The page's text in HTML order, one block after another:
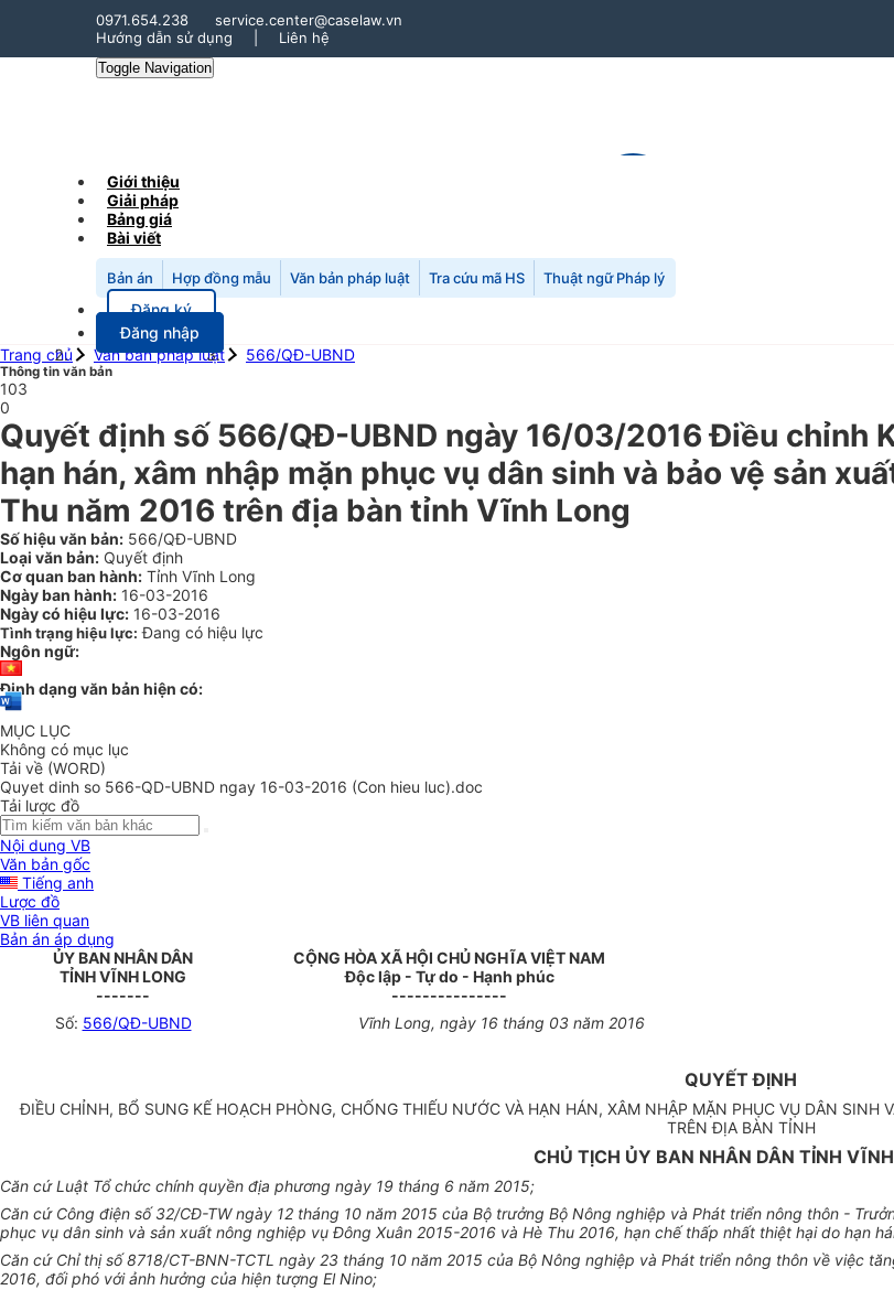
0971.654.238
service.center@caselaw.vn
Hướng dẫn sử dụng
Liên hệ
Toggle Navigation
Giới thiệu
Giải pháp
Bảng giá
Bài viết
Bản án Hợp đồng mẫu Văn bản pháp luật Tra cứu mã HS Thuật ngữ Pháp lý
Đăng ký
Đăng nhập
Trang chủ
Văn bản pháp luật 566/QĐ-UBND
Thông tin văn bản
103
0
Quyết định số 566/QĐ-UBND ngày 16/03/2016 Điều chỉnh
hạn hán, xâm nhập mặn phục vụ dân sinh và bảo vệ sản
Thu năm 2016 trên địa bàn tỉnh Vĩnh Long
Số hiệu văn bản: 566/QĐ-UBND
Loại văn bản: Quyết định
Cơ quan ban hành: Tỉnh Vĩnh Long
Ngày ban hành: 16-03-2016
Ngày có hiệu lực: 16-03-2016
Tình trạng hiệu lực: Đang có hiệu lực
Ngôn ngữ:
Định dạng văn bản hiện có:
MỤC LỤC
Không có mục lục
Tải về (WORD)
Quyet dinh so 566-QD-UBND ngay 16-03-2016 (Con hieu luc).doc
Tải lược đồ
Nội dung VB
Văn bản gốc
Tiếng anh
Lược đồ
VB liên quan
Bản án áp dụng
ỦY BAN NHÂN DÂN
TỈNH VĨNH LONG
-------
CỘNG HÒA XÃ HỘI CHỦ NGHĨA VIỆT NAM
Độc lập - Tự do - Hạnh phúc
---------------
Số: 566/QĐ-UBND Vĩnh Long, ngày 16 tháng 03 năm 2016
QUYẾT ĐỊNH
ĐIỀU CHỈNH, BỔ SUNG KẾ HOẠCH PHÒNG, CHỐNG THIẾU NƯỚC VÀ HẠN HÁN, XÂM NHẬP MẶN PHỤC VỤ DÂN
TRÊN ĐỊA BÀN TỈNH
CHỦ TỊCH ỦY BAN NHÂN DÂN TỈNH
Căn cứ Luật Tổ chức chính quyền địa phương ngày 19 tháng 6 năm 2015;
Căn cứ Công điện số 32/CĐ-TW ngày 12 tháng 10 năm 2015 của Bộ trưởng Bộ Nông nghiệp và Phát triển nông thôn -
phục vụ dân sinh và sản xuất nông nghiệp vụ Đông Xuân 2015-2016 và Hè Thu 2016, hạn chế thấp nhất thiệt hại do hạn
Căn cứ Chỉ thị số 8718/CT-BNN-TCTL ngày 23 tháng 10 năm 2015 của Bộ Nông nghiệp và Phát triển nông thôn về việc
2016, đối phó với ảnh hưởng của hiện tượng El Nino;